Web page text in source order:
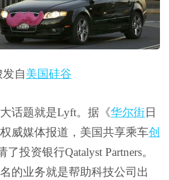
自美国硅谷
题就是Lyft。据《华尔街日
威媒体报道，美国共享乘车创
投资银行Qatalyst Partners。
的业务就是帮助科技公司出